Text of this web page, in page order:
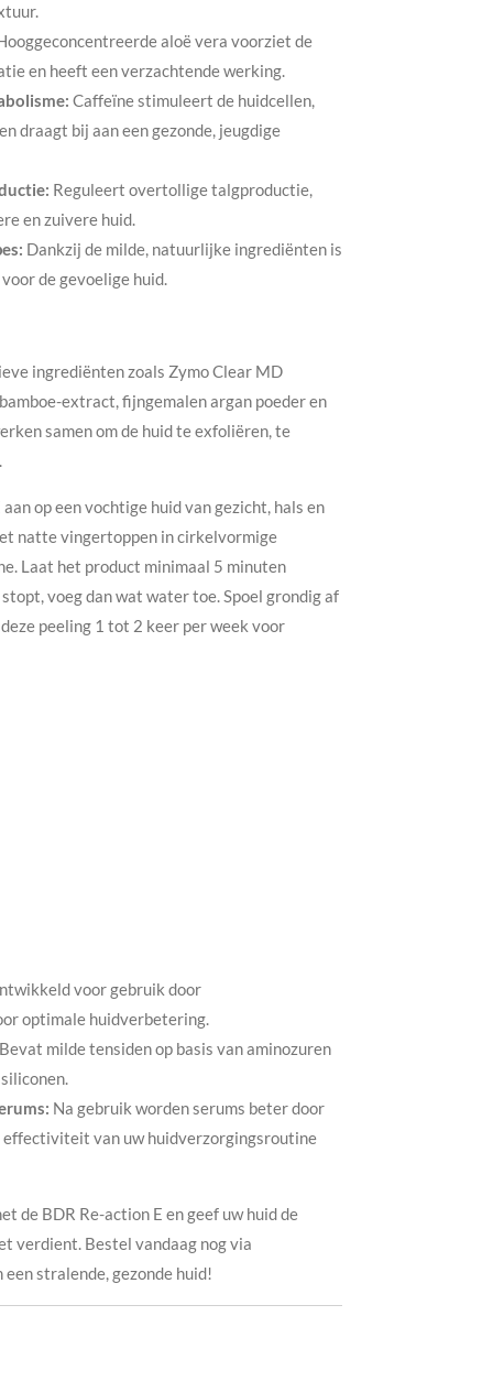
aloë vera voorziet de
en heeft een verzachtende werking.
Caffeïne stimuleert de huidcellen,
draagt bij aan een gezonde, jeugdige
Reguleert overtollige talgproductie,
en zuivere huid.
Dankzij de milde, natuurlijke ingrediënten is
de gevoelige huid.
ingrediënten zoals Zymo Clear MD
extract, fijngemalen argan poeder en
samen om de huid te exfoliëren, te
op een vochtige huid van gezicht, hals en
natte vingertoppen in cirkelvormige
Laat het product minimaal 5 minuten
voeg dan wat water toe. Spoel grondig af
peeling 1 tot 2 keer per week voor
voor gebruik door
optimale huidverbetering.
Bevat milde tensiden op basis van aminozuren
Na gebruik worden serums beter door
effectiviteit van uw huidverzorgingsroutine
de BDR Re-action E en geef uw huid de
verdient. Bestel vandaag nog via
stralende, gezonde huid!